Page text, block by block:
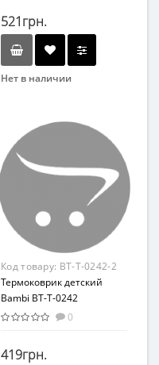
521грн.
Нет в наличии
Материал
Пластик
Код товару: BT-T-0242-2
Термоковрик детский
Bambi BT-T-0242
180х0,5х150 см
0
419грн.